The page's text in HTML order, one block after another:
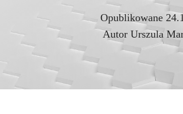
Opublikowane
Autor Urszula